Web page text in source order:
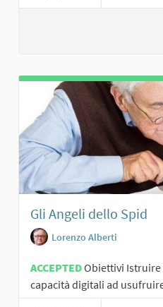
Gli Angeli dello Spid
Lorenzo Alberti
ACCEPTEDObiettivi
capacità digitali ad